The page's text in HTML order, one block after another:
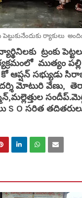
పెట్టుకునేందుకు ర్యాకులు
ట్రంకు
ముత్యం
కో ఆప్షన్
మోటురి వేణు,
O సరిత